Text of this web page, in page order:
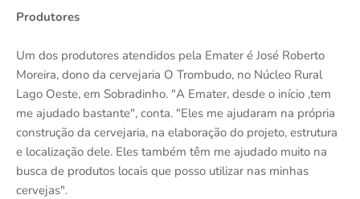
Produtores
Um dos produtores atendidos pela Emater é José Roberto
Moreira, dono da cervejaria O Trombudo, no Núcleo Rural
Lago Oeste, em Sobradinho. "A Emater, desde o início ,tem
me ajudado bastante", conta. "Eles me ajudaram na própria
construção da cervejaria, na elaboração do projeto, estrutura
e localização dele. Eles também têm me ajudado muito na
busca de produtos locais que posso utilizar nas minhas
cervejas".